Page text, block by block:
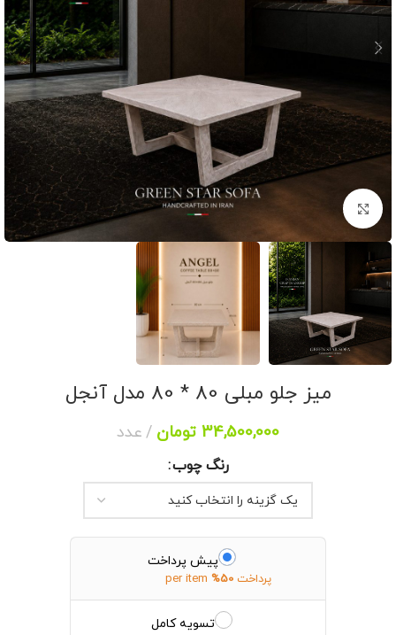
برای بزرگنمایی کلیک کنید
میز جلو مبلی 80 * 80 مدل آنجل
34,500,000 تومان عدد
رنگ چوب
پیش پرداخت
پرداخت50%
per item
تسویه کامل